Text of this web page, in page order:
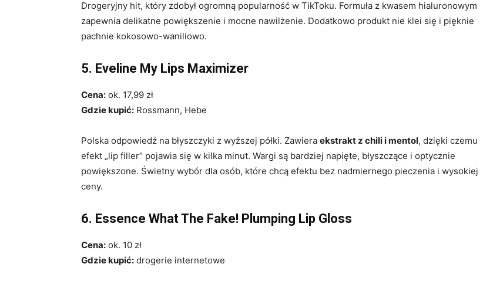
Drogeryjny hit, który zdobył ogromną popularność w TikToku. Formuła z kwasem hialuronowym
zapewnia delikatne powiększenie i mocne nawilżenie. Dodatkowo produkt nie klei się i pięknie
pachnie kokosowo-waniliowo.
5. Eveline My Lips Maximizer
Cena: ok. 17,99 zł
Gdzie kupić: Rossmann, Hebe
Polska odpowiedź na błyszczyki z wyższej półki. Zawiera ekstrakt z chili i mentol, dzięki czemu
efekt „lip filler” pojawia się w kilka minut. Wargi są bardziej napięte, błyszczące i optycznie
powiększone. Świetny wybór dla osób, które chcą efektu bez nadmiernego pieczenia i wysokiej
ceny.
6. Essence What The Fake! Plumping Lip Gloss
Cena: ok. 10 zł
Gdzie kupić: drogerie internetowe